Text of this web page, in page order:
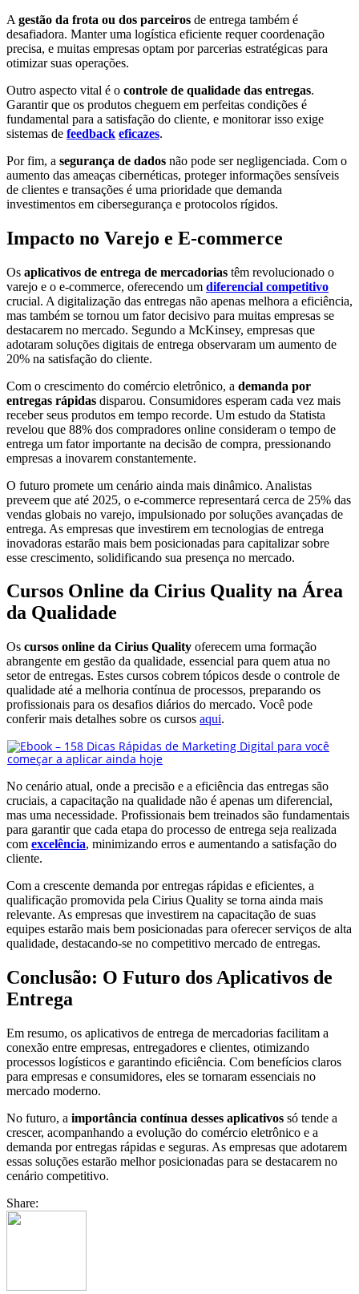
A gestão da frota ou dos parceiros de entrega também é
desafiadora. Manter uma logística eficiente requer coordenação
precisa, e muitas empresas optam por parcerias estratégicas para
otimizar suas operações.
Outro aspecto vital é o controle de qualidade das entregas.
Garantir que os produtos cheguem em perfeitas condições é
fundamental para a satisfação do cliente, e monitorar isso exige
sistemas de feedback eficazes.
Por fim, a segurança de dados não pode ser negligenciada. Com o
aumento das ameaças cibernéticas, proteger informações sensíveis
de clientes e transações é uma prioridade que demanda
investimentos em cibersegurança e protocolos rígidos.
Impacto no Varejo e E-commerce
Os aplicativos de entrega de mercadorias têm revolucionado o
varejo e o e-commerce, oferecendo um diferencial competitivo
crucial. A digitalização das entregas não apenas melhora a eficiência,
mas também se tornou um fator decisivo para muitas empresas se
destacarem no mercado. Segundo a McKinsey, empresas que
adotaram soluções digitais de entrega observaram um aumento de
20% na satisfação do cliente.
Com o crescimento do comércio eletrônico, a demanda por
entregas rápidas disparou. Consumidores esperam cada vez mais
receber seus produtos em tempo recorde. Um estudo da Statista
revelou que 88% dos compradores online consideram o tempo de
entrega um fator importante na decisão de compra, pressionando
empresas a inovarem constantemente.
O futuro promete um cenário ainda mais dinâmico. Analistas
preveem que até 2025, o e-commerce representará cerca de 25% das
vendas globais no varejo, impulsionado por soluções avançadas de
entrega. As empresas que investirem em tecnologias de entrega
inovadoras estarão mais bem posicionadas para capitalizar sobre
esse crescimento, solidificando sua presença no mercado.
Cursos Online da Cirius Quality na Área
da Qualidade
Os cursos online da Cirius Quality oferecem uma formação
abrangente em gestão da qualidade, essencial para quem atua no
setor de entregas. Estes cursos cobrem tópicos desde o controle de
qualidade até a melhoria contínua de processos, preparando os
profissionais para os desafios diários do mercado. Você pode
conferir mais detalhes sobre os cursos aqui.
No cenário atual, onde a precisão e a eficiência das entregas são
cruciais, a capacitação na qualidade não é apenas um diferencial,
mas uma necessidade. Profissionais bem treinados são fundamentais
para garantir que cada etapa do processo de entrega seja realizada
com excelência, minimizando erros e aumentando a satisfação do
cliente.
Com a crescente demanda por entregas rápidas e eficientes, a
qualificação promovida pela Cirius Quality se torna ainda mais
relevante. As empresas que investirem na capacitação de suas
equipes estarão mais bem posicionadas para oferecer serviços de alta
qualidade, destacando-se no competitivo mercado de entregas.
Conclusão: O Futuro dos Aplicativos de
Entrega
Em resumo, os aplicativos de entrega de mercadorias facilitam a
conexão entre empresas, entregadores e clientes, otimizando
processos logísticos e garantindo eficiência. Com benefícios claros
para empresas e consumidores, eles se tornaram essenciais no
mercado moderno.
No futuro, a importância contínua desses aplicativos só tende a
crescer, acompanhando a evolução do comércio eletrônico e a
demanda por entregas rápidas e seguras. As empresas que adotarem
essas soluções estarão melhor posicionadas para se destacarem no
cenário competitivo.
Share: